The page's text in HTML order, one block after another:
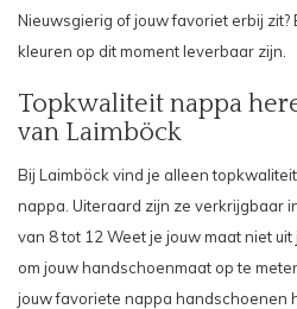
Nieuwsgierig of jouw favoriet erbij
kleuren op dit moment leverbaar zijn.
Topkwaliteit nappa
van Laimböck
Bij Laimböck vind je alleen
nappa. Uiteraard zijn ze verkrijgbaar
van 8 tot 12 Weet je jouw maat niet
om jouwhandschoenmaat op te
jouw favoriete nappa handschoenen